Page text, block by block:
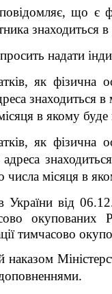
що
знаходиться
надати
як фізична
знаходиться
в якому
як фізична
місяця в
України від
окупованих
тимчасово